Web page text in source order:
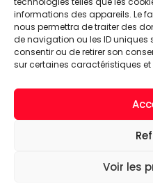
informations des appareils. Le
nous permettra de traiter des
de navigation ou les ID uniques
consentir ou de retirer son
sur certaines caractéristiques
Voir les